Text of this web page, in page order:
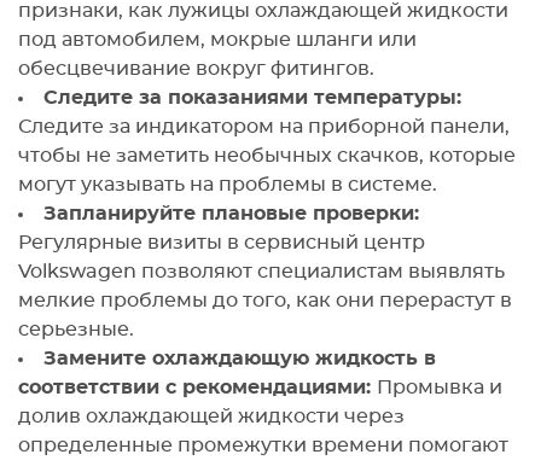
признаки, как лужицы охлаждающей жидкости
под автомобилем, мокрые шланги или
обесцвечивание вокруг фитингов.
Следите за показаниями температуры:
Следите за индикатором на приборной панели,
чтобы не заметить необычных скачков, которые
могут указывать на проблемы в системе.
Запланируйте плановые проверки:
Регулярные визиты в сервисный центр
Volkswagen позволяют специалистам выявлять
мелкие проблемы до того, как они перерастут в
серьезные.
Замените охлаждающую жидкость в
соответствии с рекомендациями: Промывка и
долив охлаждающей жидкости через
определенные промежутки времени помогают